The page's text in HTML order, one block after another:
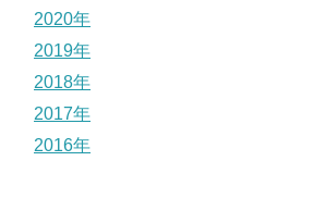
2020年
2019年
2018年
2017年
2016年